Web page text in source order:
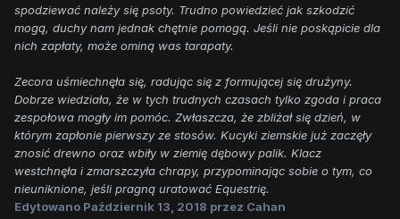
spodziewać należy się psoty. Trudno powiedzieć jak szkodzić
mogą, duchy nam jednak chętnie pomogą. Jeśli nie poskąpicie dla
nich zapłaty, może ominą was tarapaty.
Zecora uśmiechnęła się, radując się z formującej się drużyny.
Dobrze wiedziała, że w tych trudnych czasach tylko zgoda i praca
zespołowa mogły im pomóc. Zwłaszcza, że zbliżał się dzień, w
którym zapłonie pierwszy ze stosów. Kucyki ziemskie już zaczęły
znosić drewno oraz wbiły w ziemię dębowy palik. Klacz
westchnęła i zmarszczyła chrapy, przypominając sobie o tym, co
nieuniknione, jeśli pragną uratować Equestrię.
Edytowano Październik 13, 2018 przez Cahan